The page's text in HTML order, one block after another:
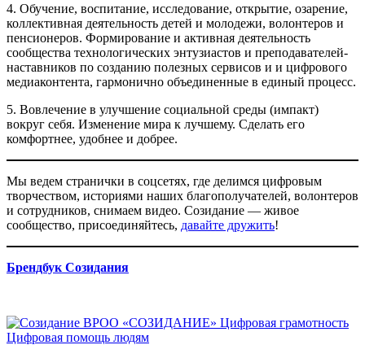
4. Обучение, воспитание, исследование, открытие, озарение,
коллективная деятельность детей и молодежи, волонтеров и
пенсионеров. Формирование и активная деятельность
сообщества технологических энтузиастов и преподавателей-
наставников по созданию полезных сервисов и и цифрового
медиаконтента, гармонично объединенные в единый процесс.
5. Вовлечение в улучшение социальной среды (импакт)
вокруг себя. Изменение мира к лучшему. Сделать его
комфортнее, удобнее и добрее.
Мы ведем странички в соцсетях, где делимся цифровым
творчеством, историями наших благополучателей, волонтеров
и сотрудников, снимаем видео. Созидание — живое
сообщество, присоединяйтесь, давайте дружить!
Брендбук Созидания
ВРОО «СОЗИДАНИЕ» Цифровая грамотность
Цифровая помощь людям